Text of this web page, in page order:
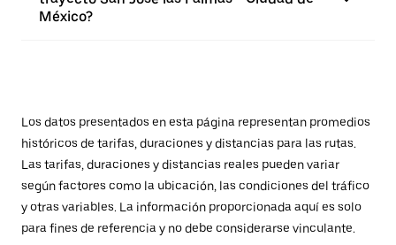
México?
Los datos presentados en esta página representan promedios
históricos de tarifas, duraciones y distancias para las rutas.
Las tarifas, duraciones y distancias reales pueden variar
según factores como la ubicación, las condiciones del tráfico
y otras variables. La información proporcionada aquí es solo
para fines de referencia y no debe considerarse vinculante.